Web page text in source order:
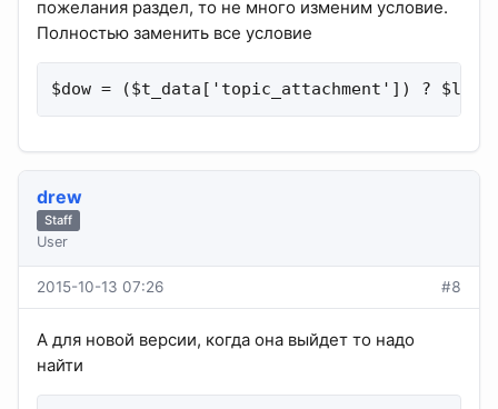
пожелания раздел, то не много изменим условие.
Полностью заменить все условие
$dow = ($t_data['topic_attachment']) ?
drew
Staff
User
2015-10-13 07:26 #8
А для новой версии, когда она выйдет то надо
найти